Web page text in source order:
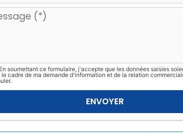
soumettant ce formulaire, j'accepte que les données saisies
le cadre de ma demande d'information et de la relation